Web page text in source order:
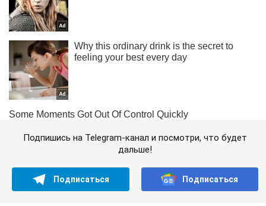
Подпишись на Telegram-канал и посмотри, что будет
дальше!
Подписаться Подписаться